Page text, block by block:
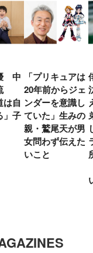
中
は自
」子
「プリキュアは
20年前からジェ
ンダーを意識し
ていた」生みの
親・鷲尾天が男
女問わず伝えた
いこと